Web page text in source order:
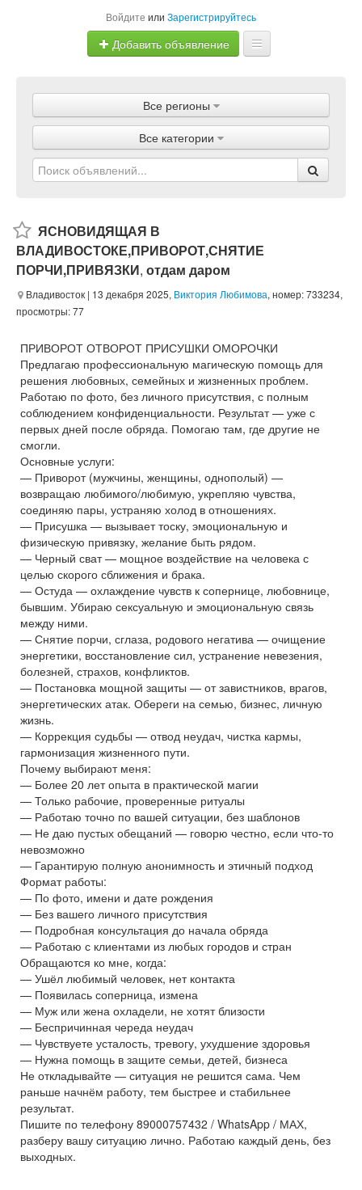
Войдите или Зарегистрируйтесь
Добавить объявление
Объявления
Магазины
Услуги
Все регионы
Все категории
ЯСНОВИДЯЩАЯ В
ВЛАДИВОСТОКЕ,ПРИВОРОТ,СНЯТИЕ
ПОРЧИ,ПРИВЯЗКИ, отдам даром
Владивосток | 13 декабря 2025, Виктория Любимова, номер: 733234,
просмотры: 77
ПРИВОРОТ ОТВОРОТ ПРИСУШКИ ОМОРОЧКИ
Предлагаю профессиональную магическую помощь для
решения любовных, семейных и жизненных проблем.
Работаю по фото, без личного присутствия, с полным
соблюдением конфиденциальности. Результат — уже с
первых дней после обряда. Помогаю там, где другие не
смогли.
Основные услуги:
— Приворот (мужчины, женщины, однополый) —
возвращаю любимого/любимую, укрепляю чувства,
соединяю пары, устраняю холод в отношениях.
— Присушка — вызывает тоску, эмоциональную и
физическую привязку, желание быть рядом.
— Черный сват — мощное воздействие на человека с
целью скорого сближения и брака.
— Остуда — охлаждение чувств к сопернице, любовнице,
бывшим. Убираю сексуальную и эмоциональную связь
между ними.
— Снятие порчи, сглаза, родового негатива — очищение
энергетики, восстановление сил, устранение невезения,
болезней, страхов, конфликтов.
— Постановка мощной защиты — от завистников, врагов,
энергетических атак. Обереги на семью, бизнес, личную
жизнь.
— Коррекция судьбы — отвод неудач, чистка кармы,
гармонизация жизненного пути.
Почему выбирают меня:
— Более 20 лет опыта в практической магии
— Только рабочие, проверенные ритуалы
— Работаю точно по вашей ситуации, без шаблонов
— Не даю пустых обещаний — говорю честно, если что-то
невозможно
— Гарантирую полную анонимность и этичный подход
Формат работы:
— По фото, имени и дате рождения
— Без вашего личного присутствия
— Подробная консультация до начала обряда
— Работаю с клиентами из любых городов и стран
Обращаются ко мне, когда:
— Ушёл любимый человек, нет контакта
— Появилась соперница, измена
— Муж или жена охладели, не хотят близости
— Беспричинная череда неудач
— Чувствуете усталость, тревогу, ухудшение здоровья
— Нужна помощь в защите семьи, детей, бизнеса
Не откладывайте — ситуация не решится сама. Чем
раньше начнём работу, тем быстрее и стабильнее
результат.
Пишите по телефону 89000757432 / WhatsApp / МАХ,
разберу вашу ситуацию лично. Работаю каждый день, без
выходных.